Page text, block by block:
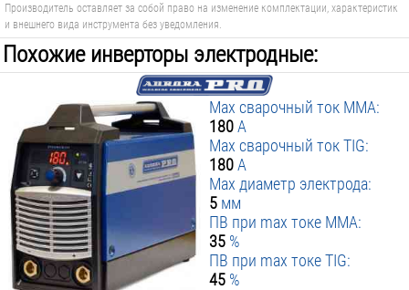
Производитель оставляет за собой право на изменение комплектации, характеристик
и внешнего вида инструмента без уведомления.
Похожие инверторы электродные:
Max сварочный ток MMA:
180А
Max сварочный ток TIG:
180А
Max диаметр электрода:
5 мм
ПВ при max токе MMA:
35 %
ПВ при max токе TIG:
45 %